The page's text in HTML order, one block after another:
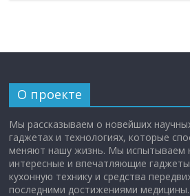
О проекте
Мы рассказываем о новейших
гаджетах и технологиях, которые
меняют нашу жизнь. Мы испытываем
интересные и впечатляющие
кухонную технику и средства
последними достижениями медицины.